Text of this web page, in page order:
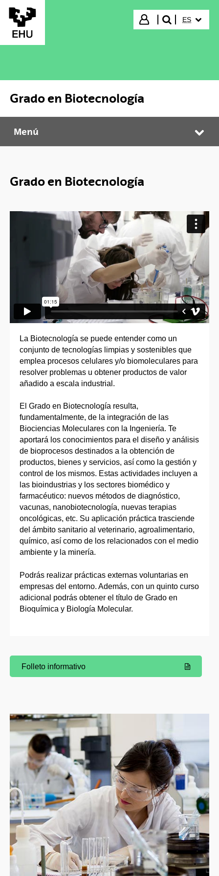
Saltar al contenido principal
Iniciar sesión
buscar"
ES
Grado en Biotecnología
Grado en Biotecnología
Menú
Grado en Biotecnología
La Biotecnología se puede entender como un
conjunto de tecnologías limpias y sostenibles que
emplea procesos celulares y/o biomoleculares para
resolver problemas u obtener productos de valor
añadido a escala industrial.
El Grado en Biotecnología resulta,
fundamentalmente, de la integración de las
Biociencias Moleculares con la Ingeniería. Te
aportará los conocimientos para el diseño y análisis
de bioprocesos destinados a la obtención de
productos, bienes y servicios, así como la gestión y
control de los mismos. Estas actividades incluyen a
las bioindustrias y los sectores biomédico y
farmacéutico: nuevos métodos de diagnóstico,
vacunas, nanobiotecnología, nuevas terapias
oncológicas, etc. Su aplicación práctica trasciende
del ámbito sanitario al veterinario, agroalimentario,
químico, así como de los relacionados con el medio
ambiente y la minería.
Podrás realizar prácticas externas voluntarias en
empresas del entorno. Además, con un quinto curso
adicional podrás obtener el título de Grado en
Bioquímica y Biología Molecular.
(Abre una nueva ventana)
Folleto informativo